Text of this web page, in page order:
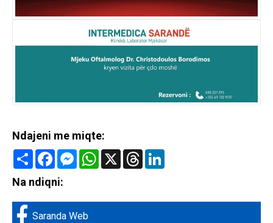
Ndajeni me miqte:
Share FacebookMessenger
WhatsApp
X Threads
Na ndiqni:
Saranda Web